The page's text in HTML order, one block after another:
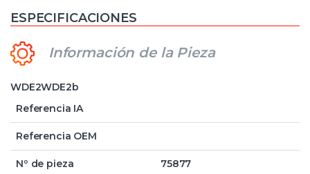
ESPECIFICACIONES
Información de la Pieza
WDE2WDE2b
Referencia IA
Referencia OEM
Nº de pieza 75877